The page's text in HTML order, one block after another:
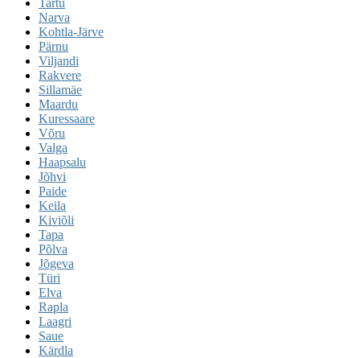
Narva
Kohtla-Järve
Pärnu
Viljandi
Rakvere
Sillamäe
Maardu
Kuressaare
Võru
Valga
Haapsalu
Jõhvi
Paide
Keila
Kiviõli
Tapa
Põlva
Jõgeva
Türi
Elva
Rapla
Laagri
Saue
Kärdla